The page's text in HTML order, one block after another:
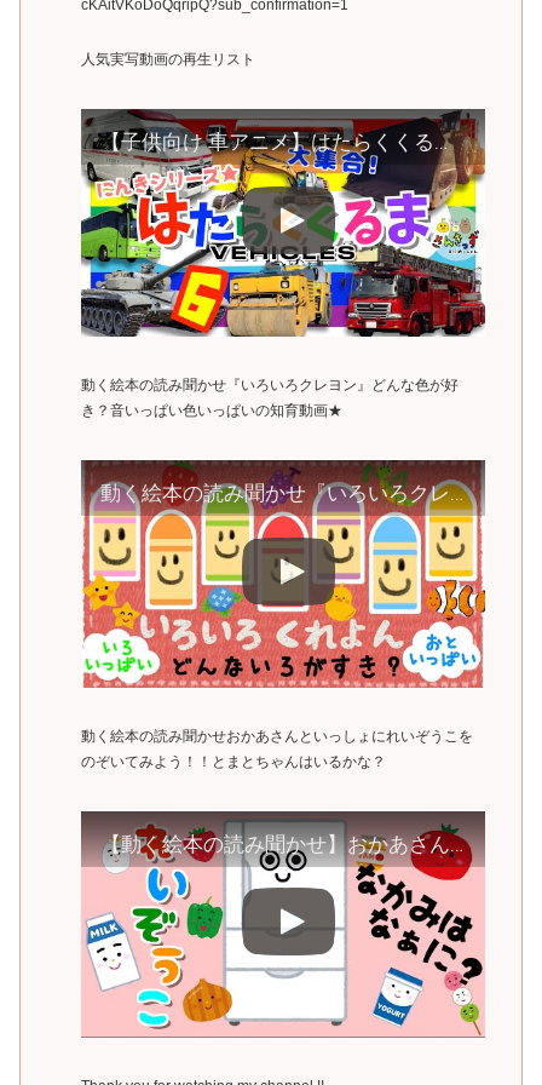
cKAitVKoDoQqripQ?sub_confirmation=1
人気実写動画の再生リスト
【子供向け 車アニメ】はたらくくるまpart6 工事現場で働く車やパトカー 消防車 救急車などの緊急車両 全17種が大集合！ vehicles 重機 トミカ【のりものあつまれ！】
動く絵本の読み聞かせ『いろいろクレヨン』どんな色が好
き？音いっぱい色いっぱいの知育動画★
動く絵本の読み聞かせ『いろいろクレヨン』どんな色が好き？音いっぱい色いっぱいの知育動画★赤ちゃん１歳２歳３歳が喜ぶ泣き止む笑う
動く絵本の読み聞かせおかあさんといっしょにれいぞうこを
のぞいてみよう！！とまとちゃんはいるかな？
【動く絵本の読み聞かせ】おかあさんといっしょ に れいぞうこ をのぞいてみよう！！とまとちゃんはいるかな？赤ちゃん子供が喜ぶ泣き止む笑う動画